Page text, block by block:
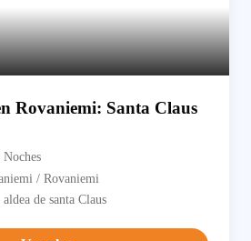
Rovaniemi: Santa Claus
/ Rovaniemi
de santa Claus